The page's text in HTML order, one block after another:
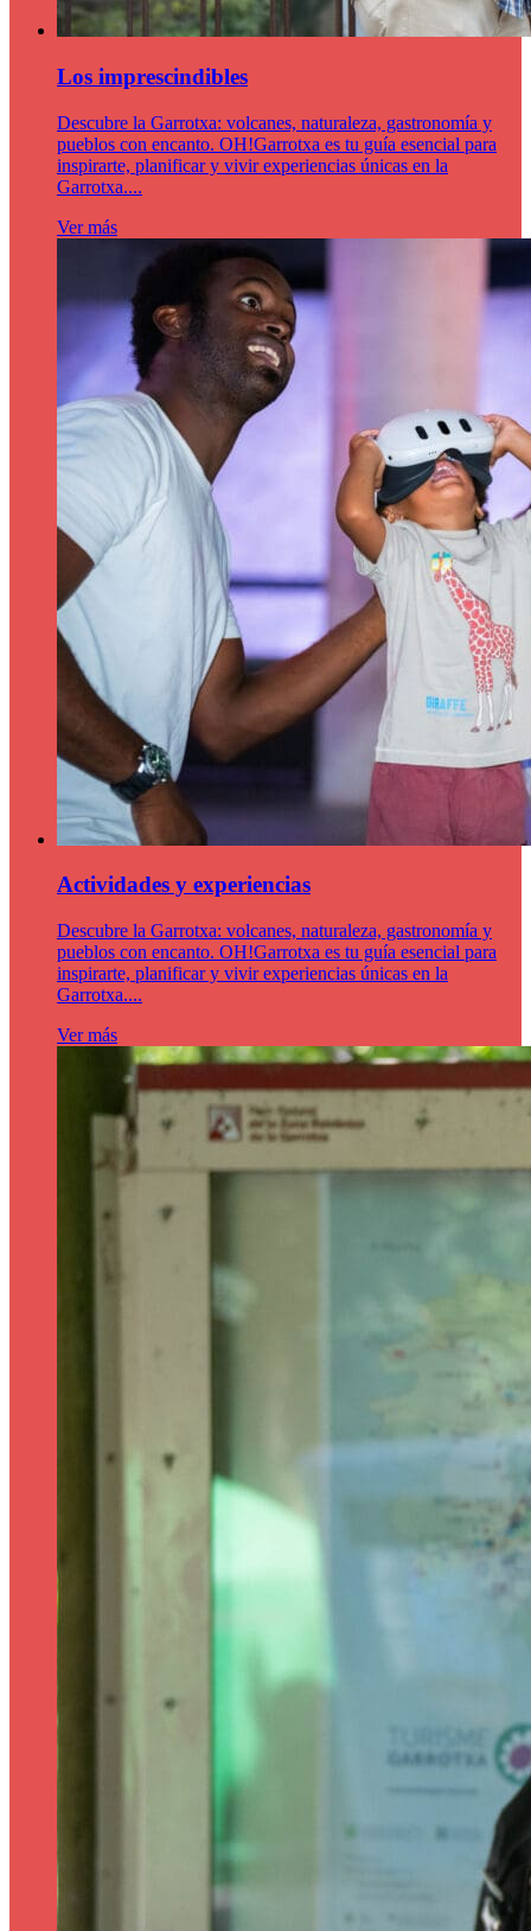
Los imprescindibles
Descubre la Garrotxa: volcanes, naturaleza, gastronomía y
pueblos con encanto. OH!Garrotxa es tu guía esencial para
inspirarte, planificar y vivir experiencias únicas en la
Garrotxa....
Ver más
Actividades y experiencias
Descubre la Garrotxa: volcanes, naturaleza, gastronomía y
pueblos con encanto. OH!Garrotxa es tu guía esencial para
inspirarte, planificar y vivir experiencias únicas en la
Garrotxa....
Ver más